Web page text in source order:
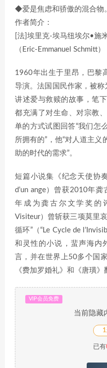
◆爱是焦虑和骄傲的混合物
作者简介：
[法]埃里克-埃马纽埃尔•施
（Eric-Emmanuel Schmitt）
1960年出生于里昂，巴黎
导演。法国国民作家，被称
讲述爱与救赎的故事，笔
都充满了对生命、对宗教
单的方式试图回答“我们怎
所拥有的”，他“对人道主
助的时代的需求”。
短篇小说集《纪念天使协
d’un ange）曾获2010年
年成为龚古尔文学奖的
Visiteur）曾斩获三项莫里
循环”（“Le Cycle de
和灵性的小说，蜚声海内
言，并在世界上50多个国
《费加罗婚礼》和《唐璜》
VIP会员免费
当前隐藏
已有